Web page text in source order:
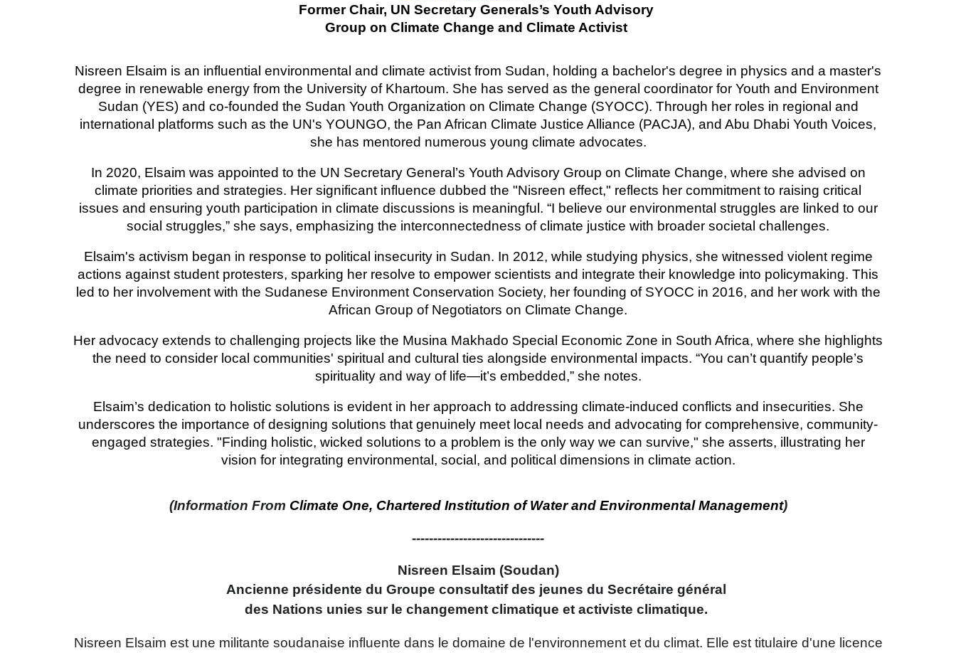
Former Chair, UN Secretary Generals’s Youth Advisory
Group on Climate Change and Climate Activist
Nisreen Elsaim is an influential environmental and climate activist from Sudan, holding a bachelor's degree in physics and a master's
degree in renewable energy from the University of Khartoum. She has served as the general coordinator for Youth and Environment
Sudan (YES) and co-founded the Sudan Youth Organization on Climate Change (SYOCC). Through her roles in regional and
international platforms such as the UN's YOUNGO, the Pan African Climate Justice Alliance (PACJA), and Abu Dhabi Youth Voices,
she has mentored numerous young climate advocates.
In 2020, Elsaim was appointed to the UN Secretary General’s Youth Advisory Group on Climate Change, where she advised on
climate priorities and strategies. Her significant influence dubbed the "Nisreen effect," reflects her commitment to raising critical
issues and ensuring youth participation in climate discussions is meaningful. “I believe our environmental struggles are linked to our
social struggles,” she says, emphasizing the interconnectedness of climate justice with broader societal challenges.
Elsaim's activism began in response to political insecurity in Sudan. In 2012, while studying physics, she witnessed violent regime
actions against student protesters, sparking her resolve to empower scientists and integrate their knowledge into policymaking. This
led to her involvement with the Sudanese Environment Conservation Society, her founding of SYOCC in 2016, and her work with the
African Group of Negotiators on Climate Change.
Her advocacy extends to challenging projects like the Musina Makhado Special Economic Zone in South Africa, where she highlights
the need to consider local communities' spiritual and cultural ties alongside environmental impacts. “You can’t quantify people’s
spirituality and way of life—it’s embedded,” she notes.
Elsaim’s dedication to holistic solutions is evident in her approach to addressing climate-induced conflicts and insecurities. She
underscores the importance of designing solutions that genuinely meet local needs and advocating for comprehensive, community-
engaged strategies. "Finding holistic, wicked solutions to a problem is the only way we can survive," she asserts, illustrating her
vision for integrating environmental, social, and political dimensions in climate action.
(Information From Climate One, Chartered Institution of Water and Environmental Management)
-------------------------------
Nisreen Elsaim (Soudan)
Ancienne présidente du Groupe consultatif des jeunes du Secrétaire général
des Nations unies sur le changement climatique et activiste climatique.
Nisreen Elsaim est une militante soudanaise influente dans le domaine de l'environnement et du climat. Elle est titulaire d'une licence